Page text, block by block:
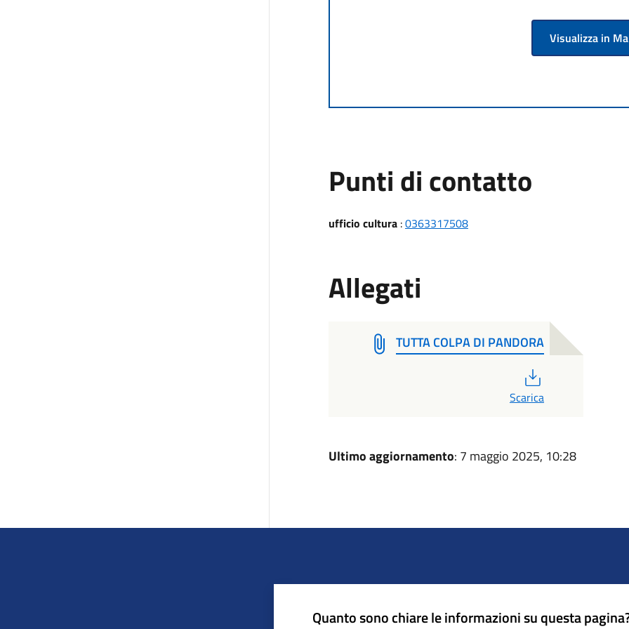
Visualizza in
Punti di contatto
ufficio cultura:0363317508
Allegati
TUTTA COLPA DI PANDORA
Scarica
Ultimo aggiornamento: 7 maggio 2025, 10:28
Quanto sono chiare le informazioni su questa